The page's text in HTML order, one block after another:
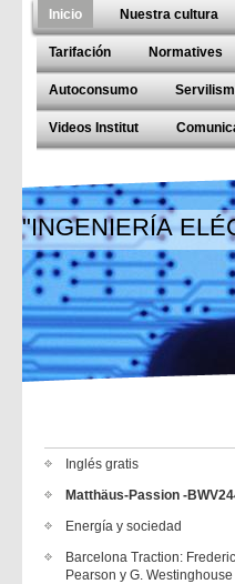
Inicio Nuestra cultura
Tarifación Normatives
Autoconsumo
Videos Institut
"INGENIERÍA
Inglés gratis
Matthäus-Passion -
Energía y sociedad
Barcelona Traction:
Pearson y G. Westinghouse